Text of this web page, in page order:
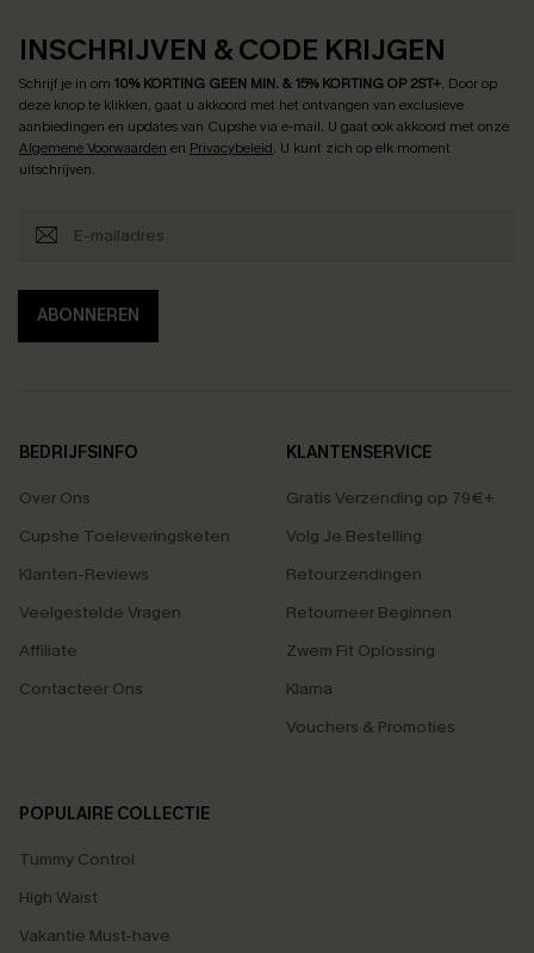
INSCHRIJVEN & CODE KRIJGEN
Schrijf je in om 10% KORTING GEEN MIN. & 15% KORTING OP 2ST+. Door op
deze knop te klikken, gaat u akkoord met het ontvangen van exclusieve
aanbiedingen en updates van Cupshe via e-mail. U gaat ook akkoord met onze
Algemene Voorwaarden en Privacybeleid. U kunt zich op elk moment
uitschrijven.
ABONNEREN
BEDRIJFSINFO
Over Ons
Cupshe Toeleveringsketen
Klanten-Reviews
Veelgestelde Vragen
Affiliate
Contacteer Ons
KLANTENSERVICE
Gratis Verzending op 79€+
Volg Je Bestelling
Retourzendingen
Retourneer Beginnen
Zwem Fit Oplossing
Klarna
Vouchers & Promoties
POPULAIRE COLLECTIE
Tummy Control
High Waist
Vakantie Must-have